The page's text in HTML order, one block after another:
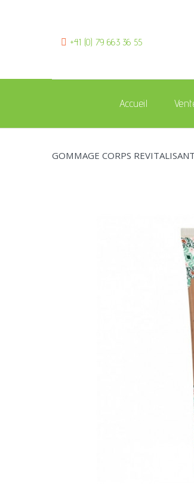
+41 (0) 79 663 36 55
Accueil
GOMMAGE CORPS